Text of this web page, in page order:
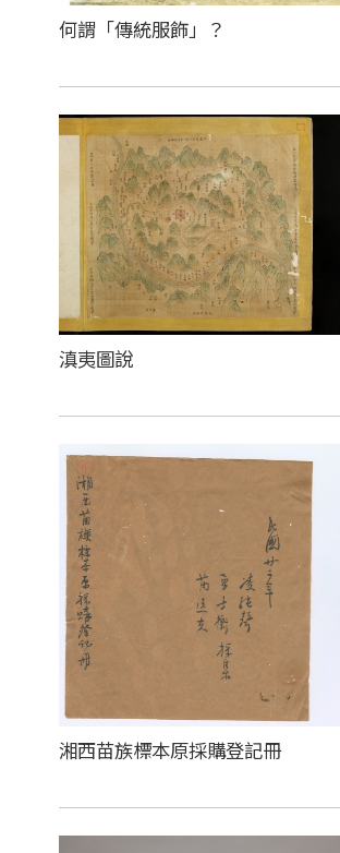
何謂「傳統服飾」？
滇夷圖說
湘西苗族標本原採購登記冊